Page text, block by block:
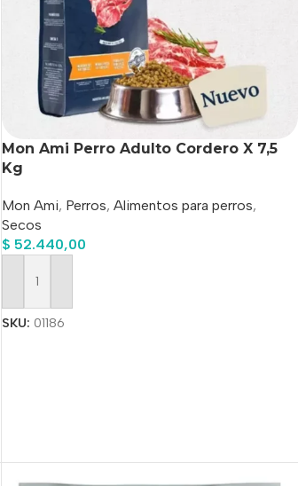
Mon Ami Perro Adulto Cordero X 7,5
Kg
Mon Ami, Perros, Alimentos para perros,
Secos
$ 52.440,00
Añadir Al Carrito
SKU: 01186